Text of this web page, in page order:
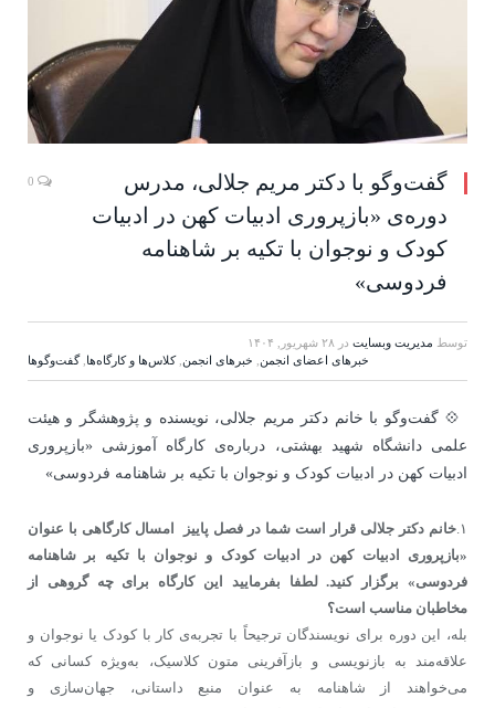
گفت‌وگو با دکتر مریم جلالی، مدرس
دوره‌ی «بازپروری ادبیات کهن در ادبیات
کودک و نوجوان با تکیه بر شاهنامه
فردوسی»
توسط مدیریت وبسایت در ۲۸ شهریور, ۱۴۰۴
خبرهای اعضای انجمن, خبرهای انجمن,کلاس‌ها و کارگاه‌ها,گفت‌وگوها
💠 گفت‌و‌گو با خانم دکتر مریم جلالی، نویسنده و پژوهشگر و هیئت
علمی دانشگاه شهید بهشتی، درباره‌ی کارگاه آموزشی «بازپروری
ادبیات کهن در ادبیات کودک و نوجوان با تکیه بر شاهنامه فردوسی»
۱. خانم دکتر جلالی قرار است شما در فصل پاییز امسال کارگاهی با عنوان
«بازپروری ادبیات کهن در ادبیات کودک و نوجوان با تکیه بر شاهنامه
فردوسی» برگزار کنید. لطفا بفرمایید این کارگاه برای چه گروهی از
مخاطبان مناسب است؟
بله، این دوره برای نویسندگان ترجیحاً با تجربه‌ی کار با کودک یا نوجوان و
علاقه‌مند به بازنویسی و بازآفرینی متون کلاسیک، به‌ویژه کسانی که
می‌خواهند از شاهنامه به عنوان منبع داستانی، جهان‌سازی و